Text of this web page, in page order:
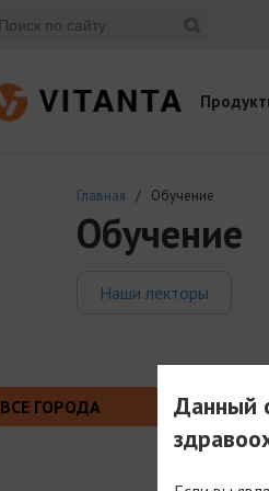
Главная / Обучение
Обучение
Наши лекторы
ВСЕ ГОРОДА
Данный